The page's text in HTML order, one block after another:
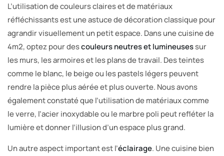
L’utilisation de couleurs claires et de matériaux
réfléchissants est une astuce de décoration classique pour
agrandir visuellement un petit espace. Dans une cuisine de
4m2, optez pour descouleurs neutres et lumineusessur
les murs, les armoires et les plans de travail. Des teintes
comme le blanc, le beige ou les pastels légers peuvent
rendre la pièce plus aérée et plus ouverte. Nous avons
également constaté que l’utilisation de matériaux comme
le verre, l’acier inoxydable ou le marbre poli peut refléter la
lumière et donner l’illusion d’un espace plus grand.
Un autre aspect important est l’éclairage. Une cuisine bien